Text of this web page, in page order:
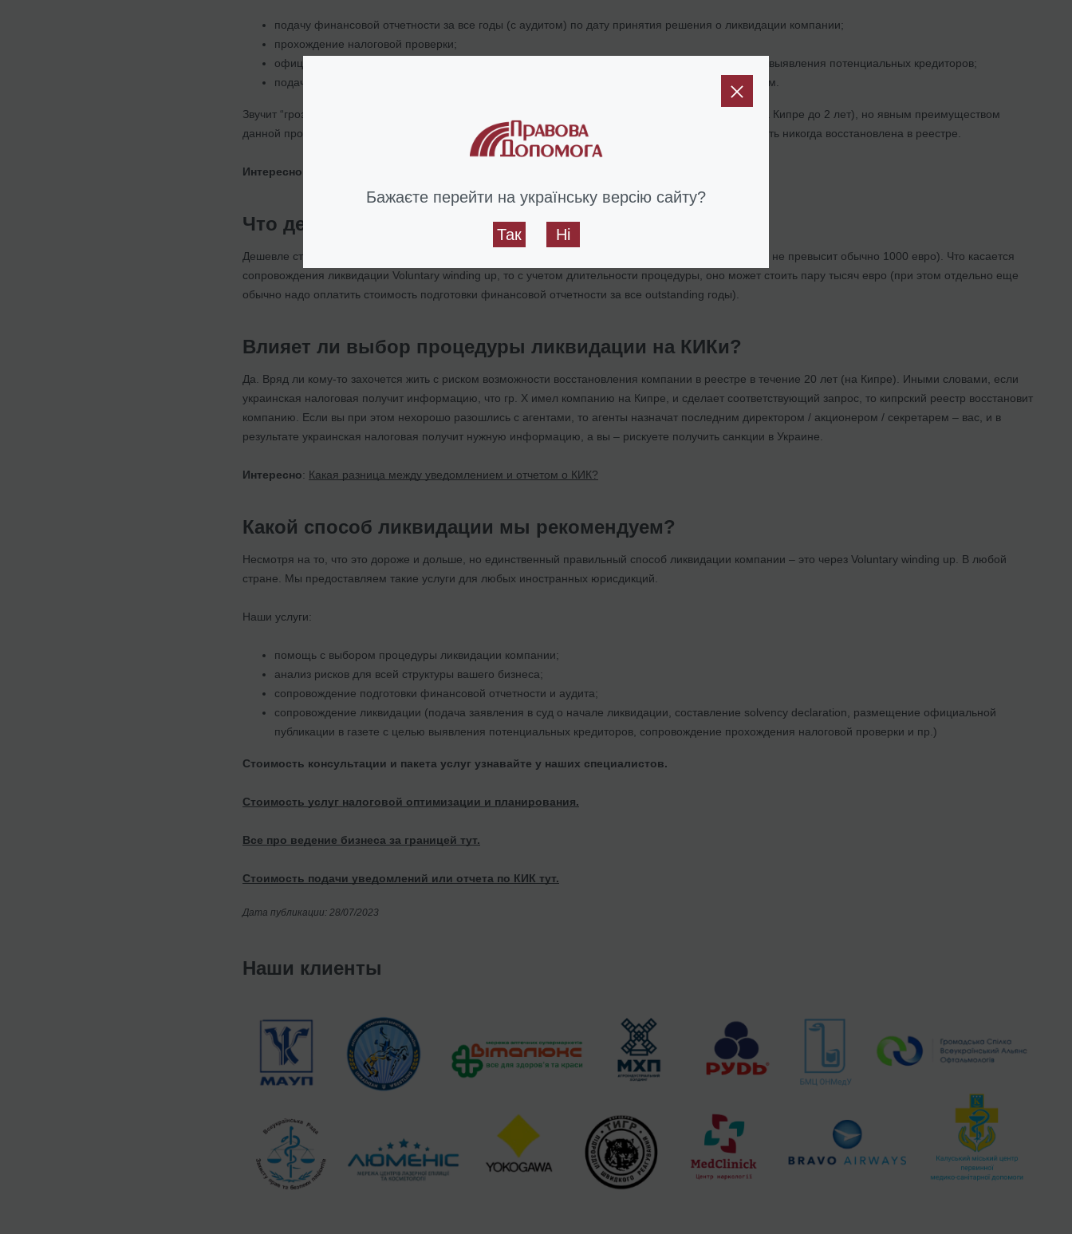
подачу финансовой отчетности за все годы (с аудитом) по дату принятия решения о ликвидации компании;
прохождение налоговой проверки;
официальную публикацию в газете о ликвидации компании (обычно длится 2-3 мес) с целью выявления потенциальных кредиторов;
подачу заявления, рассмотрение дела и вынесение финального решения о ликвидации судом.
Звучит “грозно” и по срокам такая процедура в зависимости от страны может длиться 1-1,5 года (на Кипре до 2 лет), но явным преимуществом
данной процедуры является то, что в результате компания закрывается навсегда. Она не может быть никогда восстановлена в реестре.
Интересно
Что дешевле и быстрее?
Дешевле стоит процедура ликвидации через Strike Off (цена, которую возьмут киприоты, к примеру, не превысит обычно 1000 евро). Что касается
сопровождения ликвидации Voluntary winding up, то с учетом длительности процедуры, оно может стоить пару тысяч евро (при этом отдельно еще
обычно надо оплатить стоимость подготовки финансовой отчетности за все outstanding годы).
Влияет ли выбор процедуры ликвидации на КИКи?
Да. Вряд ли кому-то захочется жить с риском возможности восстановления компании в реестре в течение 20 лет (на Кипре). Иными словами, если
украинская налоговая получит информацию, что гр. Х имел компанию на Кипре, и сделает соответствующий запрос, то кипрский реестр восстановит
компанию. Если вы при этом нехорошо разошлись с агентами, то агенты назначат последним директором / акционером / секретарем – вас, и в
результате украинская налоговая получит нужную информацию, а вы – рискуете получить санкции в Украине.
Интересно: Какая разница между уведомлением и отчетом о КИК?
Какой способ ликвидации мы рекомендуем?
Несмотря на то, что это дороже и дольше, но единственный правильный способ ликвидации компании – это через Voluntary winding up. В любой
стране. Мы предоставляем такие услуги для любых иностранных юрисдикций.
Наши услуги:
помощь с выбором процедуры ликвидации компании;
анализ рисков для всей структуры вашего бизнеса;
сопровождение подготовки финансовой отчетности и аудита;
сопровождение ликвидации (подача заявления в суд о начале ликвидации, составление solvency declaration, размещение официальной
публикации в газете с целью выявления потенциальных кредиторов, сопровождение прохождения налоговой проверки и пр.)
Стоимость консультации и пакета услуг узнавайте у наших специалистов.
Стоимость услуг налоговой оптимизации и планирования.
Все про ведение бизнеса за границей тут.
Стоимость подачи уведомлений или отчета по КИК тут.
Дата публикации: 28/07/2023
Наши клиенты
Бажаєте перейти на українську версію сайту?
Так Ні